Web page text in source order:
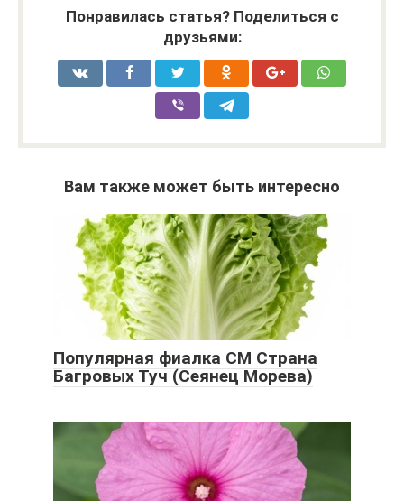
Понравилась статья? Поделиться с
друзьями:
Вам также может быть интересно
Популярная фиалка СМ Страна
Багровых Туч (Сеянец Морева)